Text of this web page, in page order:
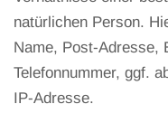
natürlichen Person.
Name, Post-Adresse,
Telefonnummer, ggf.
IP-Adresse.